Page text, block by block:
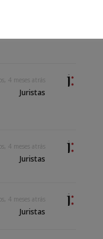
4 meses atrás
Juristas
4 meses atrás
Juristas
4 meses atrás
Juristas